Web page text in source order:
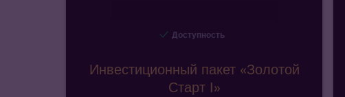
Доступность
Инвестиционный пакет «Золотой
Старт I»